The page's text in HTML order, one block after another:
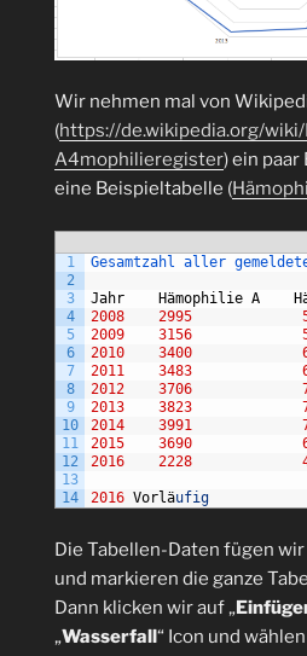
Wir nehmen mal von
(https://de.wikipedia.org/
A4mophilieregister) ein
eine Beispieltabelle (
1
2
3
4
5
6
7
8
9
10
11
12
13
14
Gesamtzahl aller
Jahr Hämophilie A H
2008
2995
2009
3156
2010
3400
2011
3483
2012
3706
2013
3823
2014
3991
2015
3690
2016
2228
2016 Vorläufig
Die Tabellen-Daten fügen
und markieren die ganze
Dann klicken wir auf „
„Wasserfall“ Icon und